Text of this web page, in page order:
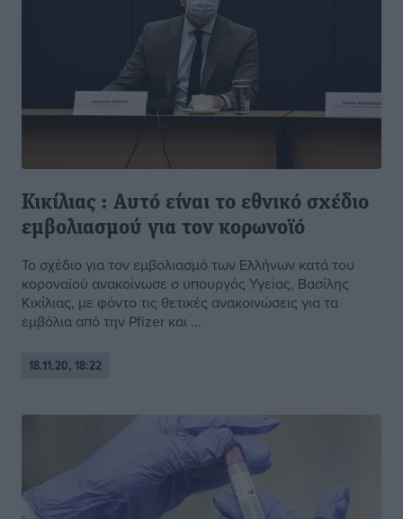
Κικίλιας : Αυτό είναι το εθνικό σχέδιο
εμβολιασμού για τον κορωνοϊό
Το σχέδιο για τον εμβολιασμό των Ελλήνων κατά του
κοροναϊού ανακοίνωσε ο υπουργός Υγείας, Βασίλης
Κικίλιας, με φόντο τις θετικές ανακοινώσεις για τα
εμβόλια από την Pfizer και ...
18.11.20, 18:22